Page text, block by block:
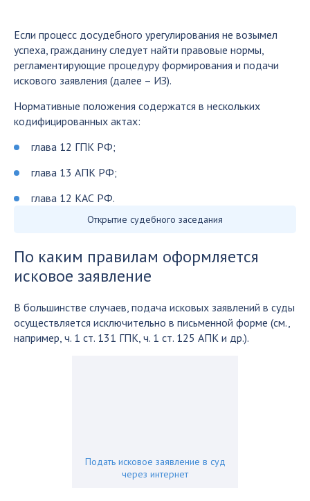
Если процесс досудебного урегулирования не возымел
успеха, гражданину следует найти правовые нормы,
регламентирующие процедуру формирования и подачи
искового заявления (далее – ИЗ).
Нормативные положения содержатся в нескольких
кодифицированных актах:
глава 12 ГПК РФ;
глава 13 АПК РФ;
глава 12 КАС РФ.
Открытие судебного заседания
По каким правилам оформляется
исковое заявление
В большинстве случаев, подача исковых заявлений в суды
осуществляется исключительно в письменной форме (см.,
например, ч. 1 ст. 131 ГПК, ч. 1 ст. 125 АПК и др.).
Подать исковое заявление в суд
через интернет